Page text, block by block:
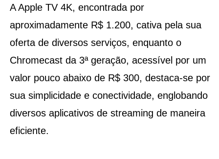
A Apple TV 4K, encontrada por
aproximadamente R$ 1.200, cativa pela sua
oferta de diversos serviços, enquanto o
Chromecast da 3ª geração, acessível por um
valor pouco abaixo de R$ 300, destaca-se por
sua simplicidade e conectividade, englobando
diversos aplicativos de streaming de maneira
eficiente.